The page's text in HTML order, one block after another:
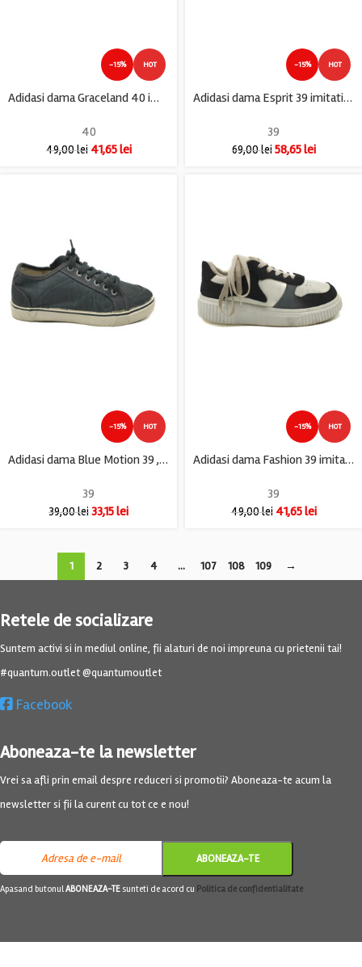
-15% HOT
Adidasi dama Graceland 40 imitatie de piele , albastru
40
49,00lei 41,65lei
-15% HOT
Adidasi dama Esprit 39 imitatie de piele , gri maro
39
69,00lei 58,65lei
-15% HOT
Adidasi dama Blue Motion 39 , imitatie piele , albastru alb
39
39,00lei33,15lei
-15% HOT
Adidasi dama Fashion 39 imitatie de piele , alb negru
39
49,00lei 41,65lei
1 2 3 4 … 107 108 109 →
Retele de socializare
Suntem activi si in mediul online, fii alaturi de noi impreuna cu prietenii tai!
#quantum.outlet @quantumoutlet
Facebook
Aboneaza-te la newsletter
Vrei sa afli prin email despre reduceri si promotii? Aboneaza-te acum la
newsletter si fii la curent cu tot ce e nou!
Apasand butonulABONEAZA-TE sunteti de acord cu Politica de confidentialitate